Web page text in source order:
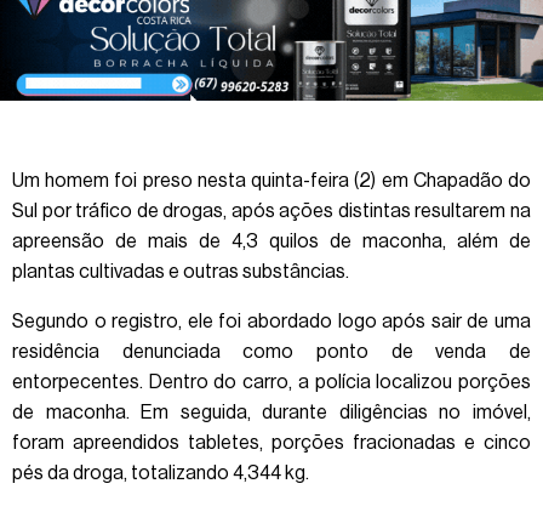
Um homem foi preso nesta quinta-feira (2) em Chapadão do
Sul por tráfico de drogas, após ações distintas resultarem na
apreensão de mais de 4,3 quilos de maconha, além de
plantas cultivadas e outras substâncias.
Segundo o registro, ele foi abordado logo após sair de uma
residência denunciada como ponto de venda de
entorpecentes. Dentro do carro, a polícia localizou porções
de maconha. Em seguida, durante diligências no imóvel,
foram apreendidos tabletes, porções fracionadas e cinco
pés da droga, totalizando 4,344 kg.